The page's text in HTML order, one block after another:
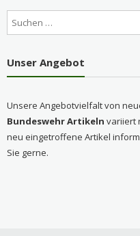
Unser Angebot
Unsere Angebotvielfalt von
Bundeswehr Artikeln variiert
neu eingetroffene Artikel
Sie gerne.